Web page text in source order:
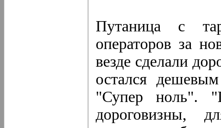
Путаница с
операторов за
везде сделали
остался
"Супер ноль".
дороговизны,